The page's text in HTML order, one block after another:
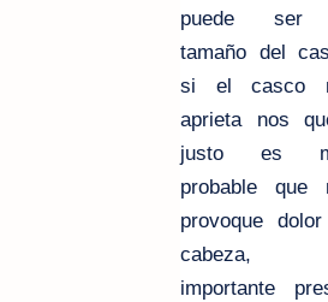
puede ser
tamaño del
si el casco
aprieta nos
justo es
probable que
provoque
cabeza,
importante